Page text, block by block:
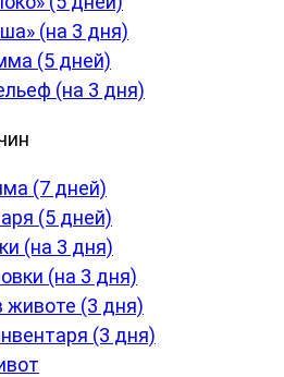
(на 3 дня)
(5 дней)
(на 3 дня)
(7 дней)
(5 дней)
(на 3 дня)
(на 3 дня)
животе (3 дня)
(3 дня)